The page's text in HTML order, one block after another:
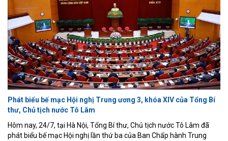
Phát biểu bế mạc Hội nghị Trung ương 3, khóa XIV của Tổng Bí
thư, Chủ tịch nước Tô Lâm
Hôm nay, 24/7, tại Hà Nội, Tổng Bí thư, Chủ tịch nước Tô Lâm đã
phát biểu bế mạc Hội nghị lần thứ ba của Ban Chấp hành Trung